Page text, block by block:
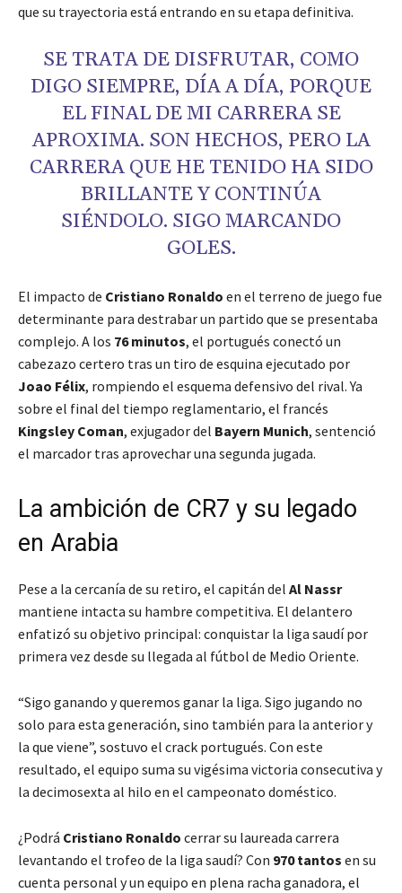
que su trayectoria está entrando en su etapa definitiva.
SE TRATA DE DISFRUTAR, COMO
DIGO SIEMPRE, DÍA A DÍA, PORQUE
EL FINAL DE MI CARRERA SE
APROXIMA. SON HECHOS, PERO LA
CARRERA QUE HE TENIDO HA SIDO
BRILLANTE Y CONTINÚA
SIÉNDOLO. SIGO MARCANDO
GOLES.
El impacto de Cristiano Ronaldo en el terreno de juego fue
determinante para destrabar un partido que se presentaba
complejo. A los 76 minutos, el portugués conectó un
cabezazo certero tras un tiro de esquina ejecutado por
Joao Félix, rompiendo el esquema defensivo del rival. Ya
sobre el final del tiempo reglamentario, el francés
Kingsley Coman, exjugador del Bayern Munich, sentenció
el marcador tras aprovechar una segunda jugada.
La ambición de CR7 y su legado
en Arabia
Pese a la cercanía de su retiro, el capitán del Al Nassr
mantiene intacta su hambre competitiva. El delantero
enfatizó su objetivo principal: conquistar la liga saudí por
primera vez desde su llegada al fútbol de Medio Oriente.
“Sigo ganando y queremos ganar la liga. Sigo jugando no
solo para esta generación, sino también para la anterior y
la que viene”, sostuvo el crack portugués. Con este
resultado, el equipo suma su vigésima victoria consecutiva y
la decimosexta al hilo en el campeonato doméstico.
¿Podrá Cristiano Ronaldo cerrar su laureada carrera
levantando el trofeo de la liga saudí? Con 970 tantos en su
cuenta personal y un equipo en plena racha ganadora, el